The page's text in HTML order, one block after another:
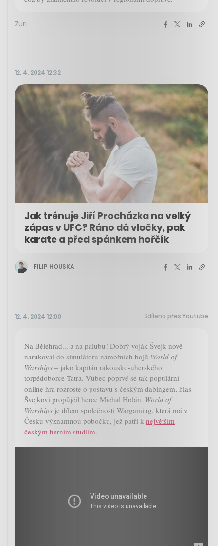
Zuri
12. 4. 2024 12:32
Jak trénuje Jiří Procházka na velký
zápas v UFC? Ráno dá vločky, pak
karate a před spánkem hořčík
FILIP HOUSKA
12. 4. 2024 12:00 Sdíleno přes Youtube
Na Bělehrad... a na palubu! Dobrý voják Švejk nově
narukoval do simulátoru námořních bojů World of
Warships – jako kapitán rakousko-uherského
torpédoborce Tatra. Vůbec poprvé se tak populární
online hra rozroste o postavu s českým dabingem, hlas
Švejkovi propůjčil herec Michal Holán. World of
Warships je dílem společnosti Wargaming, která má v
Česku významnou pobočku, jež patří k největším
českým herním studiím.